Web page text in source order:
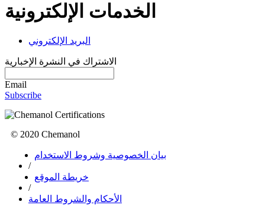
الخدمات الإلكترونية
البريد الإلكتروني
الاشتراك في النشرة الإخبارية
Email
Subscribe
© 2020 Chemanol
بيان الخصوصية وشروط الاستخدام
/
خريطة الموقع
/
الأحكام والشروط العامة